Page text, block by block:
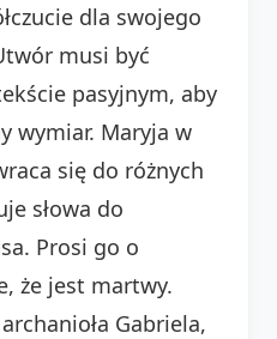
dla swojego
musi być
pasyjnym, aby
wymiar. Maryja w
się do różnych
słowa do
Prosi go o
że jest martwy.
Gabriela,